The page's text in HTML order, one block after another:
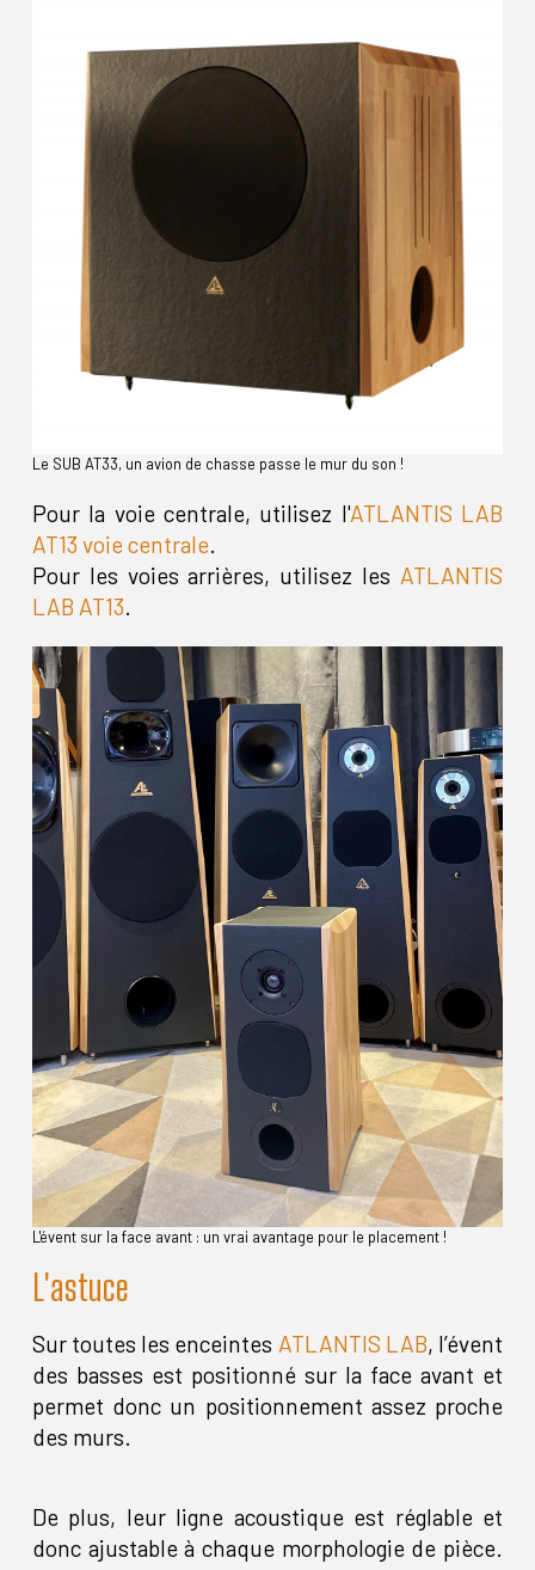
Le SUB AT33, un avion de chasse passe le mur du son !
Pour la voie centrale, utilisez l'ATLANTIS LAB
AT13 voie centrale.
Pour les voies arrières, utilisez les ATLANTIS
LAB AT13.
L'évent sur la face avant : un vrai avantage pour le placement !
L'astuce
Sur toutes les enceintes ATLANTIS LAB, l’évent
des basses est positionné sur la face avant et
permet donc un positionnement assez proche
des murs.
De plus, leur ligne acoustique est réglable et
donc ajustable à chaque morphologie de pièce.